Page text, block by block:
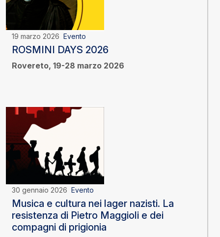
19 marzo 2026 Evento
ROSMINI DAYS 2026
Rovereto, 19-28 marzo 2026
30 gennaio 2026 Evento
Musica e cultura nei lager nazisti. La
resistenza di Pietro Maggioli e dei
compagni di prigionia